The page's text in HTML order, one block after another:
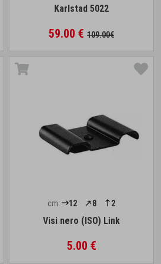
Karlstad 5022
59.00 € 109.00€
cm: 12 8 2
Visi nero (ISO) Link
5.00 €